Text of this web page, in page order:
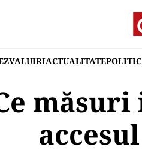
ACTUALITATE